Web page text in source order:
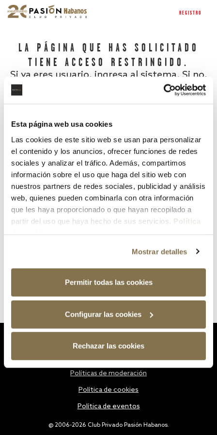
Esta página web usa cookies
Las cookies de este sitio web se usan para personalizar
el contenido y los anuncios, ofrecer funciones de redes
sociales y analizar el tráfico. Además, compartimos
información sobre el uso que haga del sitio web con
nuestros partners de redes sociales, publicidad y análisis
web, quienes pueden combinarla con otra información
que les haya proporcionado o que hayan recopilado a
partir del uso que haya hecho de sus servicios. Política
Mostrar detalles
Permitir todas las cookies
Configurar las cookies
Rechazar las cookies
REGISTRO
LA PÁGINA QUE HAS SOLICITADO
TIENE ACCESO RESTRINGIDO.
Si ya eres usuario, ingresa al sistema. Si no,
¿Has olvidado tu contraseña?
@ 2006-2026 Club Privado Pasión Habanos.
Políticas de moderación
Política de cookies
Política de eventos